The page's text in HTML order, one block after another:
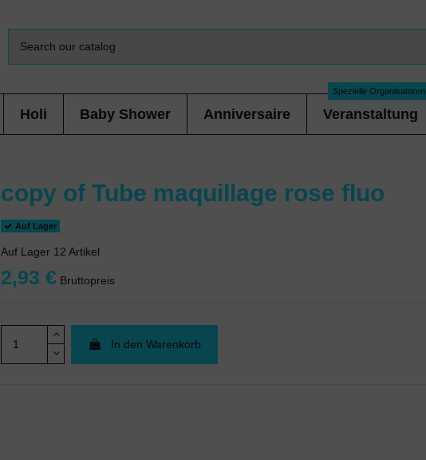
Holi Baby Shower Anniversaire Veranstaltung
Spezielle Organisatoren
copy of Tube maquillage rose fluo
Auf Lager
Auf Lager 12 Artikel
2,93 € Bruttopreis
In den Warenkorb